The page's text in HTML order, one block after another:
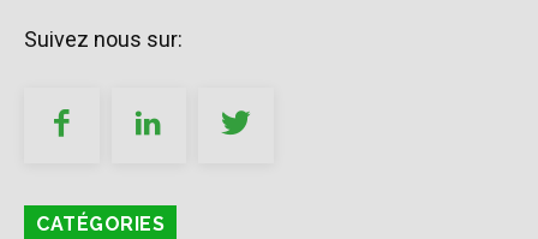
Suivez nous sur:
CATÉGORIES